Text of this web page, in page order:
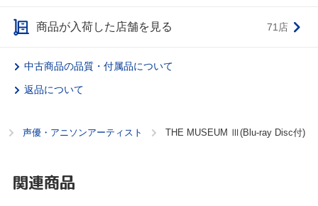
商品が入荷した店舗を見る 71店
中古商品の品質・付属品について
返品について
声優・アニソンアーティスト THE MUSEUM Ⅲ(Blu-ray Disc付)
関連商品